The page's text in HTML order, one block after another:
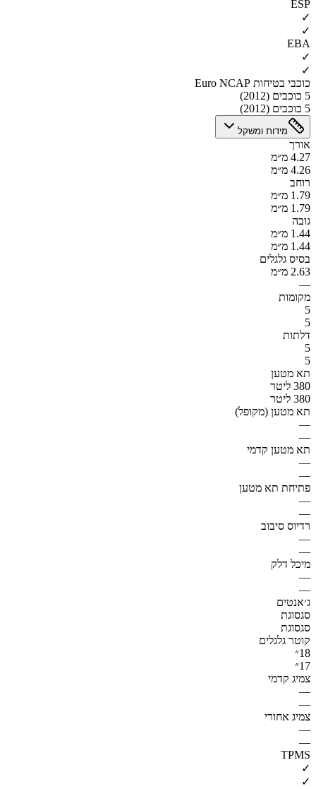
ESP
✓
✓
EBA
✓
✓
כוכבי בטיחות Euro NCAP
5 כוכבים (2012)
5 כוכבים (2012)
מידות ומשקל
אורך
4.27 מ״מ
4.26 מ״מ
רוחב
1.79 מ״מ
1.79 מ״מ
גובה
1.44 מ״מ
1.44 מ״מ
בסיס גלגלים
2.63 מ״מ
—
מקומות
5
5
דלתות
5
5
תא מטען
380 ליטר
380 ליטר
תא מטען (מקופל)
—
—
תא מטען קדמי
—
—
פתיחת תא מטען
—
—
רדיוס סיבוב
—
—
מיכל דלק
—
—
ג׳אנטים
סגסוגת
סגסוגת
קוטר גלגלים
18״
17״
צמיג קדמי
—
—
צמיג אחורי
—
—
TPMS
✓
✓